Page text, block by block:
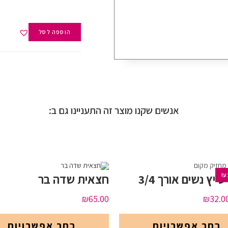
הוספה לסל
אנשים שקנו מוצר זה התעניינו גם ב:
נשים אורך 3/4
₪
בחר אפשרויות
חצאית שדה בר
₪65.00
בחר אפשרויות